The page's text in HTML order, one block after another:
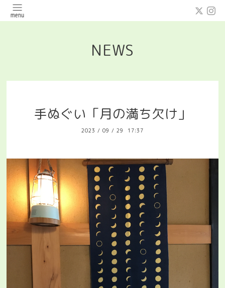
NEWS
手ぬぐい「月の満ち欠け」
2023 / 09 / 29 17:37